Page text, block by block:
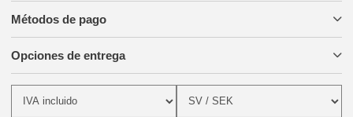
Métodos de pago
Opciones de entrega